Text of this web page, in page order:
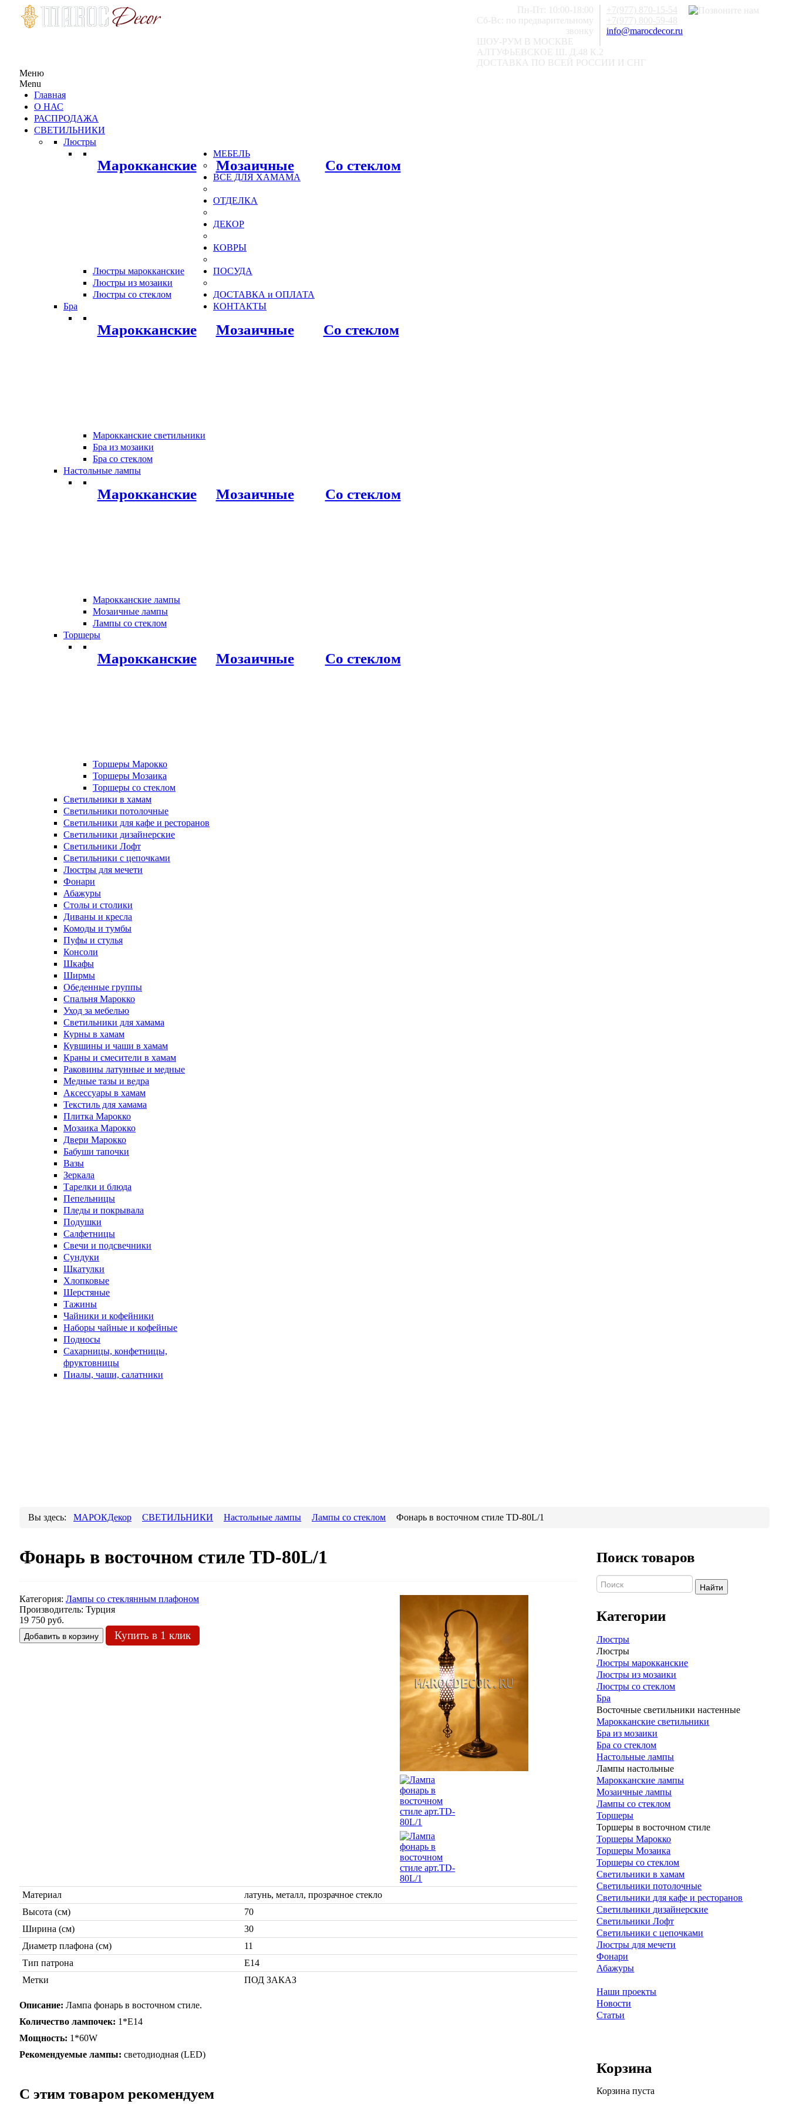
+7(977) 870-15-54
+7(977) 800-59-48
info@marocdecor.ru
Пн-Пт: 10:00-18:00
Сб-Вс: по предварительному
звонку
ШОУ-РУМ В МОСКВЕ
АЛТУФЬЕВСКОЕ Ш. Д.48 К.2
ДОСТАВКА ПО ВСЕЙ РОССИИ И СНГ
Меню
Menu
Главная
О НАС
РАСПРОДАЖА
СВЕТИЛЬНИКИ
Люстры
Марокканские Мозаичные Со стеклом
Люстры марокканские
Люстры из мозаики
Люстры со стеклом
Бра
Марокканские Мозаичные Со стеклом
Марокканские светильники
Бра из мозаики
Бра со стеклом
Настольные лампы
Марокканские Мозаичные Со стеклом
Марокканские лампы
Мозаичные лампы
Лампы со стеклом
Торшеры
Марокканские Мозаичные Со стеклом
Торшеры Марокко
Торшеры Мозаика
Торшеры со стеклом
Светильники в хамам
Светильники потолочные
Светильники для кафе и ресторанов
Светильники дизайнерские
Светильники Лофт
Светильники с цепочками
Люстры для мечети
Фонари
Абажуры
МЕБЕЛЬ
Столы и столики
Диваны и кресла
Комоды и тумбы
Пуфы и стулья
Консоли
Шкафы
Ширмы
Обеденные группы
Спальня Марокко
Уход за мебелью
ВСЕ ДЛЯ ХАМАМА
Светильники для хамама
Курны в хамам
Кувшины и чаши в хамам
Краны и смесители в хамам
Раковины латунные и медные
Медные тазы и ведра
Аксессуары в хамам
Текстиль для хамама
ОТДЕЛКА
Плитка Марокко
Мозаика Марокко
Двери Марокко
ДЕКОР
Бабуши тапочки
Вазы
Зеркала
Тарелки и блюда
Пепельницы
Пледы и покрывала
Подушки
Салфетницы
Свечи и подсвечники
Сундуки
Шкатулки
КОВРЫ
Хлопковые
Шерстяные
ПОСУДА
Тажины
Чайники и кофейники
Наборы чайные и кофейные
Подносы
Сахарницы, конфетницы,
фруктовницы
Пиалы, чаши, салатники
ДОСТАВКА и ОПЛАТА
КОНТАКТЫ
Вы здесь: МАРОКДекор СВЕТИЛЬНИКИ Настольные лампы Лампы со стеклом Фонарь в восточном стиле TD-80L/1
Фонарь в восточном стиле TD-80L/1
Категория: Лампы со стеклянным плафоном
Производитель: Турция
19 750 руб.
Купить в 1 клик
Материал
латунь, металл, прозрачное стекло
Высота (см)
70
Ширина (см)
30
Диаметр плафона (см)
11
Тип патрона
Е14
Метки
ПОД ЗАКАЗ
Описание: Лампа фонарь в восточном стиле.
Количество лампочек: 1*Е14
Мощность: 1*60W
Рекомендуемые лампы: светодиодная (LED)
C этим товаром рекомендуем
Поиск товаров
Найти
Категории
Люстры
Люстры
Люстры марокканские
Люстры из мозаики
Люстры со стеклом
Бра
Восточные светильники настенные
Марокканские светильники
Бра из мозаики
Бра со стеклом
Настольные лампы
Лампы настольные
Марокканские лампы
Мозаичные лампы
Лампы со стеклом
Торшеры
Торшеры в восточном стиле
Торшеры Марокко
Торшеры Мозаика
Торшеры со стеклом
Светильники в хамам
Светильники потолочные
Светильники для кафе и ресторанов
Светильники дизайнерские
Светильники Лофт
Светильники с цепочками
Люстры для мечети
Фонари
Абажуры
Наши проекты
Новости
Статьи
Корзина
Корзина пуста